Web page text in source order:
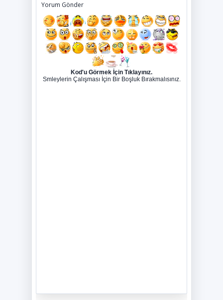
Yorum Gönder
Kod'u Görmek İçin Tıklayınız.
Smleylerin Çalışması İçin Bir Boşluk Bırakmalısınız.